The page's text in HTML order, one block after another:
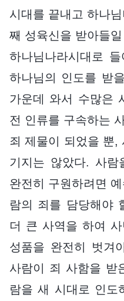
시대를 끝내고 하나
째 성육신을 받아들
하나님나라시대로
하나님의 인도를 받
가운데 와서 수많은
전 인류를 구속하는
죄 제물이 되었을 뿐,
기지는 않았다. 사람
완전히 구원하려면
람의 죄를 담당해야
더 큰 사역을 하여
성품을 완전히 벗겨
사람이 죄 사함을 받
람을 새 시대로 인도